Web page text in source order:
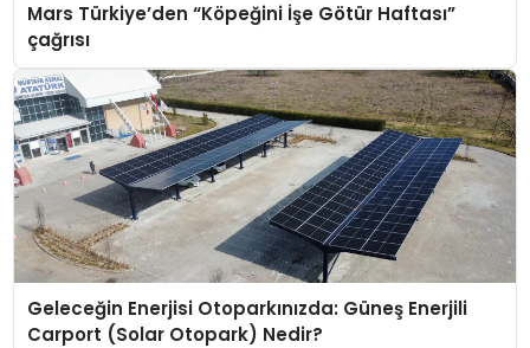
Mars Türkiye’den “Köpeğini İşe Götür Haftası”
çağrısı
Geleceğin Enerjisi Otoparkınızda: Güneş Enerjili
Carport (Solar Otopark) Nedir?